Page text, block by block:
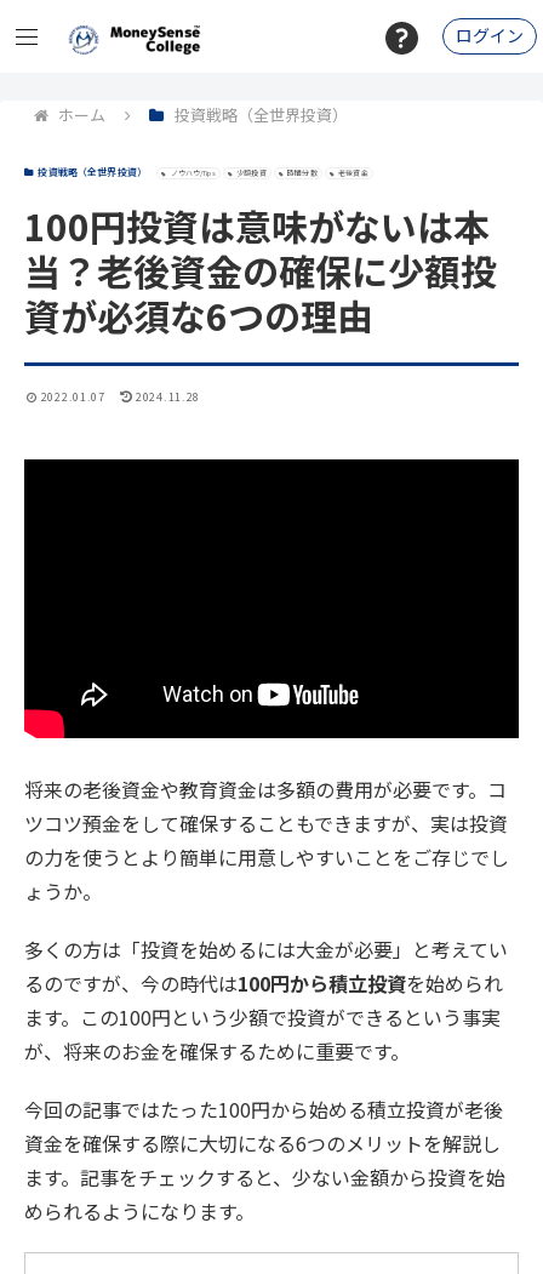
ログイン
ホーム 投資戦略（全世界投資）
投資戦略（全世界投資） ノウハウ/Tips 少額投資 時間分散 老後資金
100円投資は意味がないは本
当？老後資金の確保に少額投
資が必須な6つの理由
2022.01.07 2024.11.28
将来の老後資金や教育資金は多額の費用が必要です。コ
ツコツ預金をして確保することもできますが、実は投資
の力を使うとより簡単に用意しやすいことをご存じでし
ょうか。
多くの方は「投資を始めるには大金が必要」と考えてい
るのですが、今の時代は100円から積立投資を始められ
ます。この100円という少額で投資ができるという事実
が、将来のお金を確保するために重要です。
今回の記事ではたった100円から始める積立投資が老後
資金を確保する際に大切になる6つのメリットを解説し
ます。記事をチェックすると、少ない金額から投資を始
められるようになります。